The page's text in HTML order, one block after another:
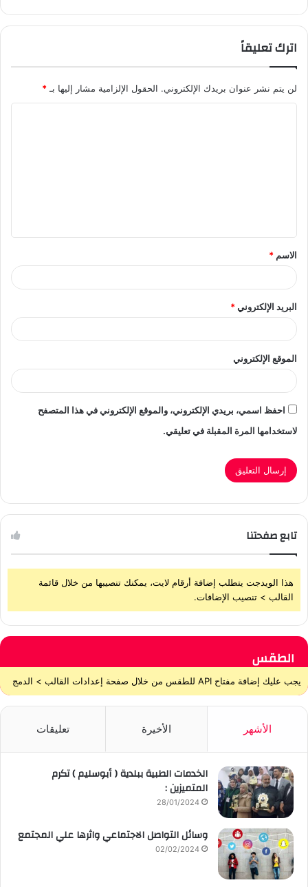
اترك تعليقاً
لن يتم نشر عنوان بريدك الإلكتروني. الحقول الإلزامية مشار إليها بـ*
ق
*
الاسم *
البريد الإلكتروني*
الموقع الإلكتروني
احفظ اسمي، بريدي الإلكتروني، والموقع الإلكتروني في هذا المتصفح
لاستخدامها المرة المقبلة في تعليقي.
تابع صفحتنا
هذا الويدجت يتطلب إضافة أرقام لايت، يمكنك تنصيبها من خلال قائمة
القالب > تنصيب الإضافات.
الطقس
يجب عليك إضافة مفتاح API للطقس من خلال صفحة إعدادات القالب > الدمج
الأشهر الأخيرة تعليقات
الخدمات الطبية ببلدية ( أبوسليم ) تكرم
المتميزين :
28/01/2024
وسائل التواصل الاجتماعي واثرها علي المجتمع
02/02/2024